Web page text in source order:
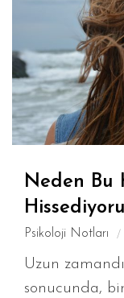
Neden Bu
Psikoloji Notları
Uzun
sonucunda,